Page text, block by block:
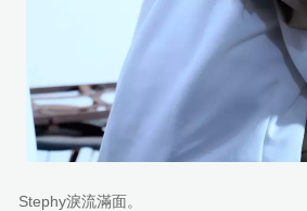
Stephy淚流滿面。